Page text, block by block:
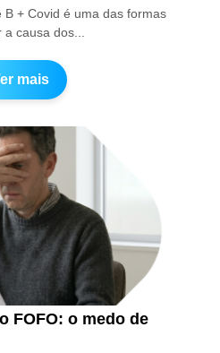
B + Covid é uma das formas
causa dos...
mais
FOFO: o medo de